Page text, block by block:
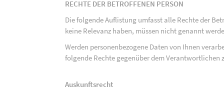
RECHTE DER BETROFFENEN PERSON
Die folgende Auflistung umfasst alle Rechte der
keine Relevanz haben, müssen nicht genannt
Werden personenbezogene Daten von Ihnen
folgende Rechte gegenüber dem Verantwortlichen
Auskunftsrecht